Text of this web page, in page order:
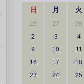
日 月 火
26 27 28
2
3 4
9
10 11
16
17 18
23
24 25